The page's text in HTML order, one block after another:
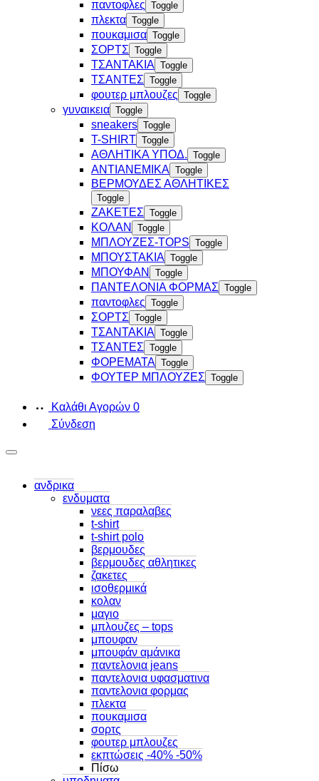
παντοφλες Toggle
πλεκτα Toggle
πουκαμισα Toggle
ΣΟΡΤΣ Toggle
ΤΣΑΝΤΑΚΙΑ Toggle
ΤΣΑΝΤΕΣ Toggle
φουτερ μπλουζες Toggle
γυναικεια Toggle
sneakers Toggle
T-SHIRT Toggle
ΑΘΛΗΤΙΚΑ ΥΠΟΔ. Toggle
ΑΝΤΙΑΝΕΜΙΚΑ Toggle
ΒΕΡΜΟΥΔΕΣ ΑΘΛΗΤΙΚΕΣ
Toggle
ΖΑΚΕΤΕΣ Toggle
ΚΟΛΑΝ Toggle
ΜΠΛΟΥΖΕΣ-TOPS Toggle
ΜΠΟΥΣΤΑΚΙΑ Toggle
ΜΠΟΥΦΑΝ Toggle
ΠΑΝΤΕΛΟΝΙΑ ΦΟΡΜΑΣ Toggle
παντοφλες Toggle
ΣΟΡΤΣ Toggle
ΤΣΑΝΤΑΚΙΑ Toggle
ΤΣΑΝΤΕΣ Toggle
ΦΟΡΕΜΑΤΑ Toggle
ΦΟΥΤΕΡ ΜΠΛΟΥΖΕΣ Toggle
Καλάθι Αγορών 0
Σύνδεση
ανδρικα
ενδυματα
νεες παραλαβες
t-shirt
t-shirt polo
βερμουδες
βερμουδες αθλητικες
ζακετες
ισοθερμικά
κολαν
μαγιο
μπλουζες – tops
μπουφαν
μπουφάν αμάνικα
παντελονια jeans
παντελονια υφασματινα
παντελονια φορμας
πλεκτα
πουκαμισα
σορτς
φουτερ μπλουζες
εκπτώσεις -40% -50%
Πίσω